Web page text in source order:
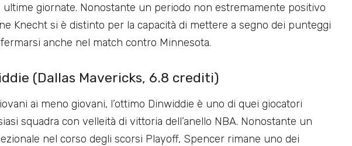
ultime giornate. Nonostante un periodo non estremamente positivo
Knecht si è distinto per la capacità di mettere a segno dei punteggi
anche nel match contro Minnesota.
(Dallas Mavericks, 6.8 crediti)
ai meno giovani, l’ottimo Dinwiddie è uno di quei giocatori
squadra con velleità di vittoria dell’anello NBA. Nonostante un
nel corso degli scorsi Playoff, Spencer rimane uno dei